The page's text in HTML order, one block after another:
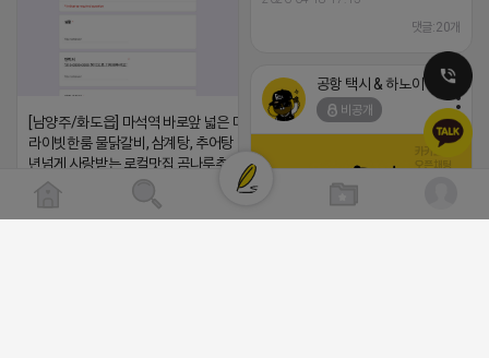
댓글:20개
[남양주/화도읍] 마석역 바로앞 넓은 매장과, 프
라이빗한룸 물닭갈비, 삼계탕, 추어탕 맛집 10
년넘게 사랑받는 로컬맛집 곰나루추어탕에서
블로그, 릴스 체험단 모집합니다 ※체험메뉴※
자유이용권 5만원 ※모집인원※ 5팀 ※모집기
공항 택시 & 하노이 렌트카
비공개